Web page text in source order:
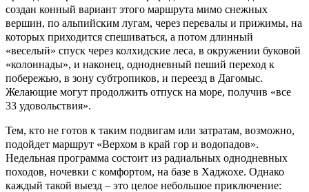
создан конный вариант этого маршрута мимо снежных
вершин, по альпийским лугам, через перевалы и прижимы, на
которых приходится спешиваться, а потом длинный
«веселый» спуск через колхидские леса, в окружении буковой
«колоннады», и наконец, однодневный пеший переход к
побережью, в зону субтропиков, и переезд в Дагомыс.
Желающие могут продолжить отпуск на море, получив «все
33 удовольствия».
Тем, кто не готов к таким подвигам или затратам, возможно,
подойдет маршрут «Верхом в край гор и водопадов».
Недельная программа состоит из радиальных однодневных
походов, ночевки с комфортом, на базе в Хаджохе. Однако
каждый такой выезд – это целое небольшое приключение: